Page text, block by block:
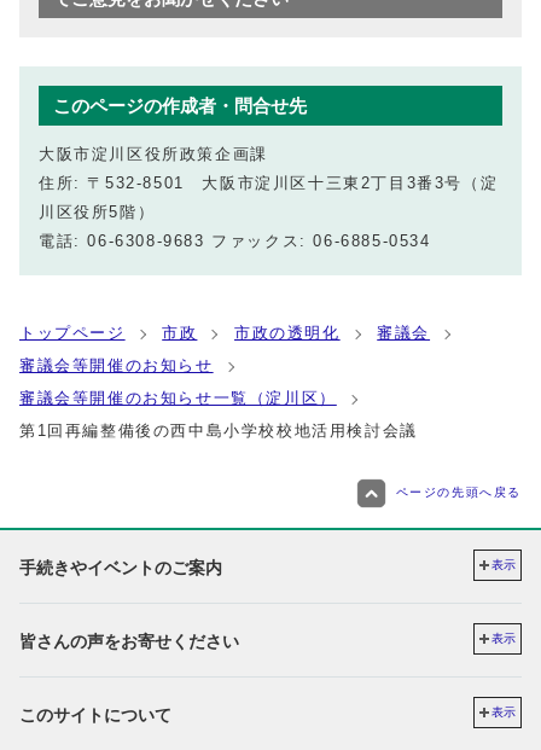
このページの作成者・問合せ先
大阪市淀川区役所政策企画課
住所: 〒532-8501 大阪市淀川区十三東2丁目3番3号（淀
川区役所5階）
電話: 06-6308-9683 ファックス: 06-6885-0534
トップページ 市政 市政の透明化
審議会
審議会等開催のお知らせ
審議会等開催のお知らせ一覧（淀川区）
第1回再編整備後の西中島小学校校地活用検討会議
ページの先頭へ戻る
手続きやイベントのご案内 表示
皆さんの声をお寄せください 表示
このサイトについて 表示